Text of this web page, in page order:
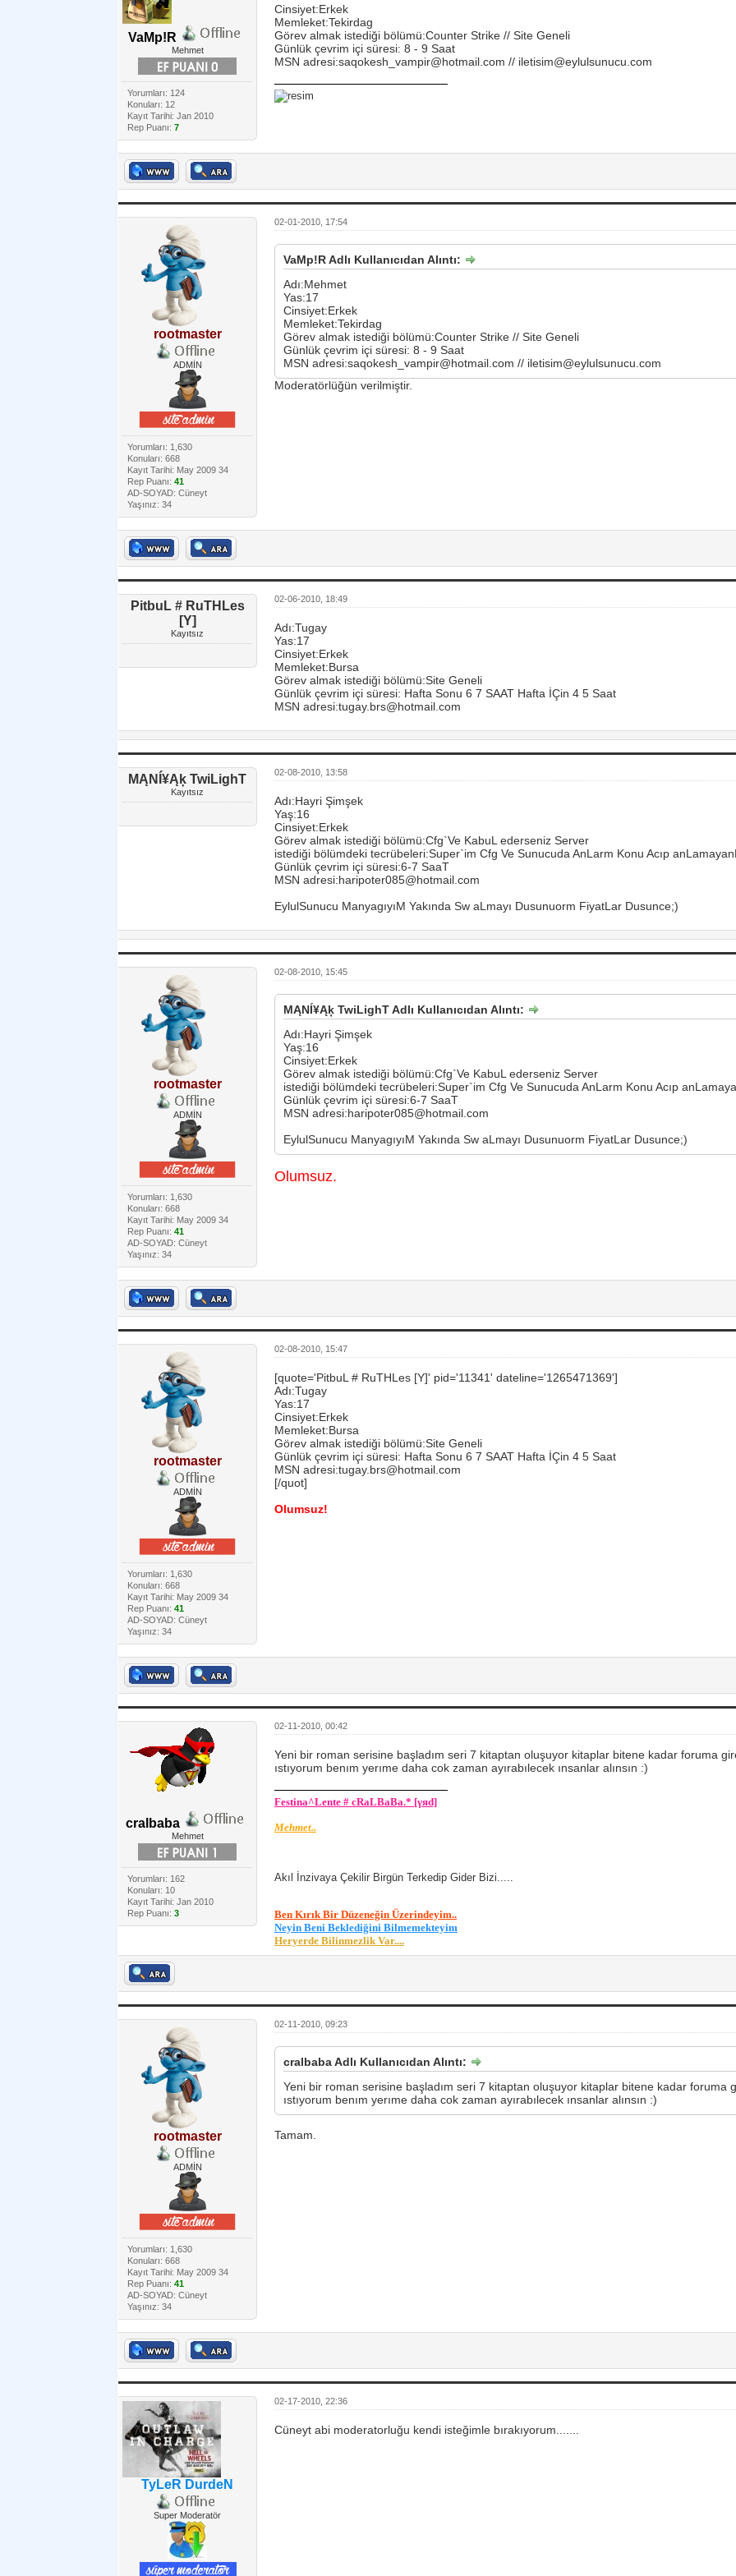
VaMp!R
Mehmet
Yorumları: 124
Konuları: 12
Kayıt Tarihi: Jan 2010
Rep Puanı: 7
Cinsiyet:Erkek
Memleket:Tekirdag
Görev almak istediği bölümü:Counter Strike // Site Geneli
Günlük çevrim içi süresi: 8 - 9 Saat
MSN adresi:saqokesh_vampir@hotmail.com // iletisim@eylulsunucu.com
rootmaster
ADMİN
Yorumları: 1,630
Konuları: 668
Kayıt Tarihi: May 2009 34
Rep Puanı: 41
AD-SOYAD: Cüneyt
Yaşınız: 34
02-01-2010, 17:54
VaMp!R Adlı Kullanıcıdan Alıntı:
Adı:Mehmet
Yas:17
Cinsiyet:Erkek
Memleket:Tekirdag
Görev almak istediği bölümü:Counter Strike // Site Geneli
Günlük çevrim içi süresi: 8 - 9 Saat
MSN adresi:saqokesh_vampir@hotmail.com // iletisim@eylulsunucu.com
Moderatörlüğün verilmiştir.
PitbuL # RuTHLes
[Y]
Kayıtsız
02-06-2010, 18:49
Adı:Tugay
Yas:17
Cinsiyet:Erkek
Memleket:Bursa
Görev almak istediği bölümü:Site Geneli
Günlük çevrim içi süresi: Hafta Sonu 6 7 SAAT Hafta İÇin 4 5 Saat
MSN adresi:tugay.brs@hotmail.com
MĄNÍ¥Ąķ TwiLighT
Kayıtsız
02-08-2010, 13:58
Adı:Hayri Şimşek
Yaş:16
Cinsiyet:Erkek
Görev almak istediği bölümü:Cfg`Ve KabuL ederseniz Server
istediği bölümdeki tecrübeleri:Super`im Cfg Ve Sunucuda AnLarm Konu Acıp
Günlük çevrim içi süresi:6-7 SaaT
MSN adresi:haripoter085@hotmail.com
EylulSunucu ManyagıyıM Yakında Sw aLmayı Dusunuorm FiyatLar Dusunce;)
rootmaster
ADMİN
Yorumları: 1,630
Konuları: 668
Kayıt Tarihi: May 2009 34
Rep Puanı: 41
AD-SOYAD: Cüneyt
Yaşınız: 34
02-08-2010, 15:45
MĄNÍ¥Ąķ TwiLighT Adlı Kullanıcıdan Alıntı:
Adı:Hayri Şimşek
Yaş:16
Cinsiyet:Erkek
Görev almak istediği bölümü:Cfg`Ve KabuL ederseniz Server
istediği bölümdeki tecrübeleri:Super`im Cfg Ve Sunucuda AnLarm Konu Acıp
Günlük çevrim içi süresi:6-7 SaaT
MSN adresi:haripoter085@hotmail.com
EylulSunucu ManyagıyıM Yakında Sw aLmayı Dusunuorm FiyatLar Dusunce;)
Olumsuz.
rootmaster
ADMİN
Yorumları: 1,630
Konuları: 668
Kayıt Tarihi: May 2009 34
Rep Puanı: 41
AD-SOYAD: Cüneyt
Yaşınız: 34
02-08-2010, 15:47
[quote='PitbuL # RuTHLes [Y]' pid='11341' dateline='1265471369']
Adı:Tugay
Yas:17
Cinsiyet:Erkek
Memleket:Bursa
Görev almak istediği bölümü:Site Geneli
Günlük çevrim içi süresi: Hafta Sonu 6 7 SAAT Hafta İÇin 4 5 Saat
MSN adresi:tugay.brs@hotmail.com
[/quot]
Olumsuz!
cralbaba
Mehmet
Yorumları: 162
Konuları: 10
Kayıt Tarihi: Jan 2010
Rep Puanı: 3
02-11-2010, 00:42
Yeni bir roman serisine başladım seri 7 kitaptan oluşuyor kitaplar bitene kadar foruma
ıstıyorum benım yerıme daha cok zaman ayırabılecek ınsanlar alınsın :)
Festina^Lente # cRaLBaBa.* [γяd]
Mehmet..
Akıl İnzivaya Çekilir Birgün Terkedip Gider Bizi.....
Ben Kırık Bir Düzeneğin Üzerindeyim..
Neyin Beni Beklediğini Bilmemekteyim
Heryerde Bilinmezlik Var....
rootmaster
ADMİN
Yorumları: 1,630
Konuları: 668
Kayıt Tarihi: May 2009 34
Rep Puanı: 41
AD-SOYAD: Cüneyt
Yaşınız: 34
02-11-2010, 09:23
cralbaba Adlı Kullanıcıdan Alıntı:
Yeni bir roman serisine başladım seri 7 kitaptan oluşuyor kitaplar bitene kadar foruma
ıstıyorum benım yerıme daha cok zaman ayırabılecek ınsanlar alınsın :)
Tamam.
TyLeR DurdeN
Super Moderatör
02-17-2010, 22:36
Cüneyt abi moderatorluğu kendi isteğimle bırakıyorum.......